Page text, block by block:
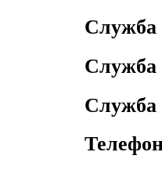
Служба
Служба
Служба